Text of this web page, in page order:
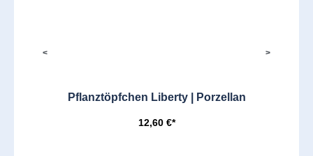
< >
Pflanztöpfchen Liberty | Porzellan
12,60 €*